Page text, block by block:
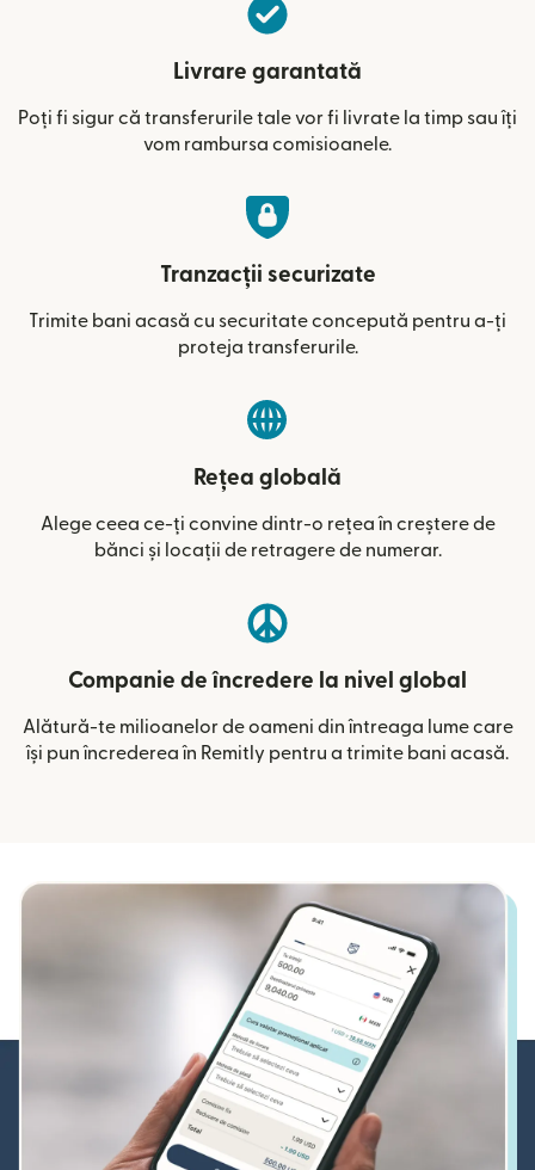
Livrare garantată
Poți fi sigur că transferurile tale vor fi livrate la timp sau îți
vom rambursa comisioanele.
Tranzacții securizate
Trimite bani acasă cu securitate concepută pentru a-ți
proteja transferurile.
Rețea globală
Alege ceea ce-ți convine dintr-o rețea în creștere de
bănci și locații de retragere de numerar.
Companie de încredere la nivel global
Alătură-te milioanelor de oameni din întreaga lume care
își pun încrederea în Remitly pentru a trimite bani acasă.